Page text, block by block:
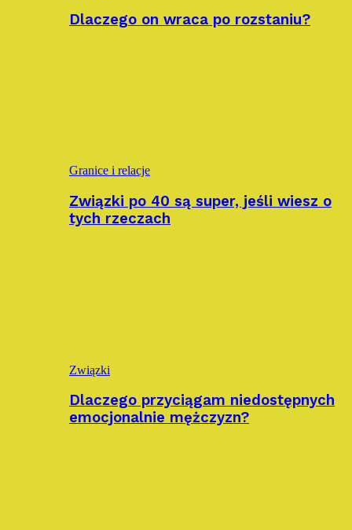
Dlaczego on wraca po rozstaniu?
Granice i relacje
Związki po 40 są super, jeśli wiesz o
tych rzeczach
Związki
Dlaczego przyciągam niedostępnych
emocjonalnie mężczyzn?